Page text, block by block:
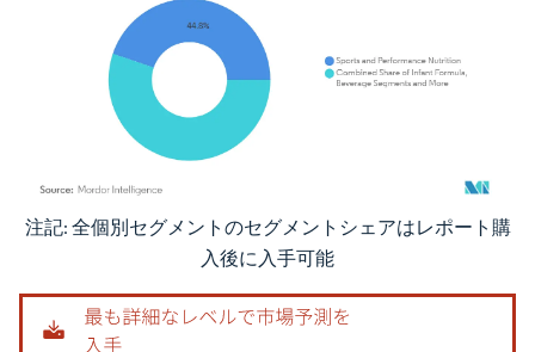
画像 © Mordor Intelligence。再利用にはCC BY 4.0の表示が必要です。
注記: 全個別セグメントのセグメントシェアはレポート購
入後に入手可能